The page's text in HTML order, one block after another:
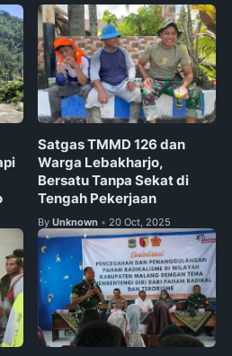
Satgas TMMD 126 dan
Warga Lebakharjo,
Bersatu Tanpa Sekat di
Tengah Pekerjaan
By Unknown • 20 Oct, 2025